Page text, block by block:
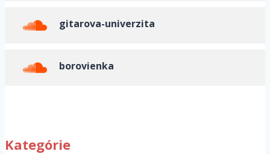
gitarova-univerzita
borovienka
Kategórie